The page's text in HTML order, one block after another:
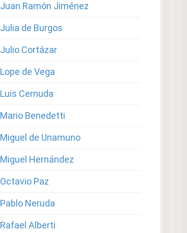
Juan Ramón Jiménez
Julia de Burgos
Julio Cortázar
Lope de Vega
Luis Cernuda
Mario Benedetti
Miguel de Unamuno
Miguel Hernández
Octavio Paz
Pablo Neruda
Rafael Alberti